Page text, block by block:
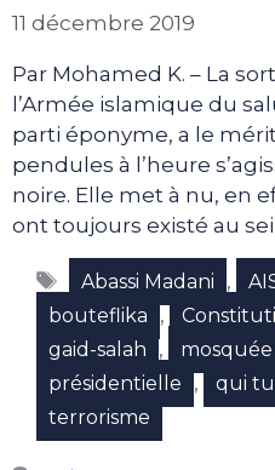
11 décembre 2019
Par Mohamed K. – La
l’Armée islamique du
parti éponyme, a le
pendules à l’heure
noire. Elle met à nu, en
ont toujours existé au
Étiquettes
Abassi Madani ,
bouteflika ,
gaid-salah ,
présidentielle , qui
terrorisme